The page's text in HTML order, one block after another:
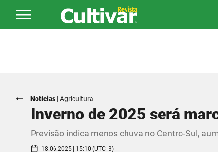
Notícias |Agricultura
Inverno de 2025 será
Previsão indica menos chuva no Centro-Sul,
18.06.2025 | 15:10 (UTC -3)